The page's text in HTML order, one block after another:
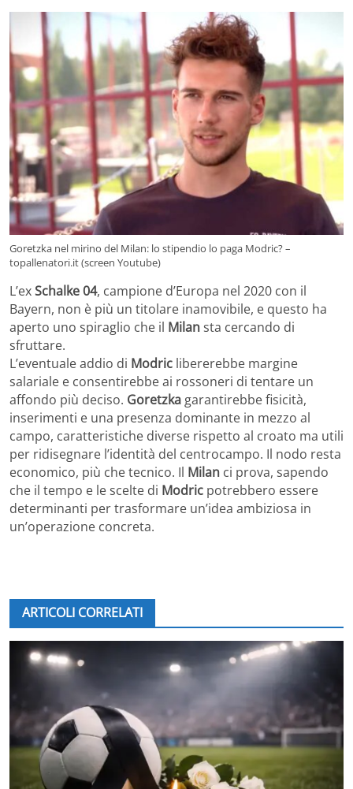
Goretzka nel mirino del Milan: lo stipendio lo paga Modric? –
topallenatori.it (screen Youtube)
L’exSchalke 04, campione d’Europa nel 2020 con il
Bayern, non è più un titolare inamovibile, e questo ha
aperto uno spiraglio che il Milansta cercando di
sfruttare.
L’eventuale addio di Modric libererebbe margine
salariale e consentirebbe ai rossoneri di tentare un
affondo più deciso. Goretzka garantirebbe fisicità,
inserimenti e una presenza dominante in mezzo al
campo, caratteristiche diverse rispetto al croato ma utili
per ridisegnare l’identità del centrocampo. Il nodo resta
economico, più che tecnico. Il Milan ci prova, sapendo
che il tempo e le scelte di Modric potrebbero essere
determinanti per trasformare un’idea ambiziosa in
un’operazione concreta.
ARTICOLI CORRELATI